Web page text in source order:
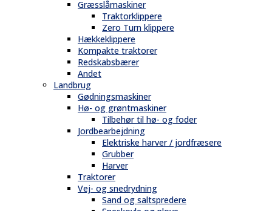
Græsslåmaskiner
Traktorklippere
Zero Turn klippere
Hækkeklippere
Kompakte traktorer
Redskabsbærer
Andet
Landbrug
Gødningsmaskiner
Hø- og grøntmaskiner
Tilbehør til hø- og foder
Jordbearbejdning
Elektriske harver / jordfræsere
Grubber
Harver
Traktorer
Vej- og snedrydning
Sand og saltspredere